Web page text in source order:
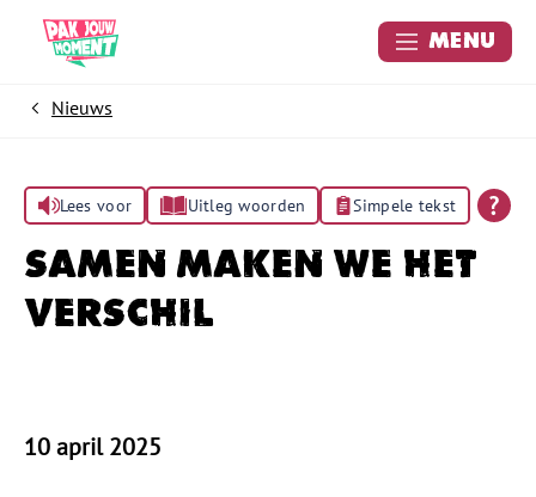
Menu
HomeNieuws
Lees voor Uitleg woorden Simpele tekst
Samen maken we het
verschil
10 april 2025